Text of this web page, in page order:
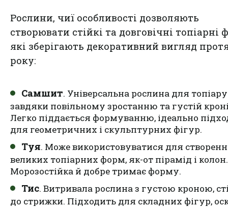
Рослини, чиї особливості дозволяють
створювати стійкі та довговічні топіарні
які зберігають декоративний вигляд
року:
Самшит. Універсальна рослина для топіару
завдяки повільному зростанню та густій
Легко піддається формуванню, ідеально
для геометричних і скульптурних фігур.
Туя. Може використовуватися для
великих топіарних форм, як-от пірамід і колон.
Морозостійка й добре тримає форму.
Тис. Витривала рослина з густою кроною,
до стрижки. Підходить для складних фігур,